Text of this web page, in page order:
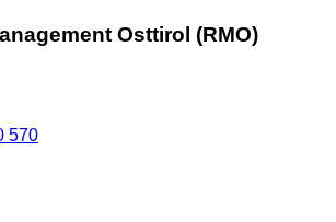
Osttirol (RMO)
570